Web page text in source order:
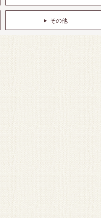
その他